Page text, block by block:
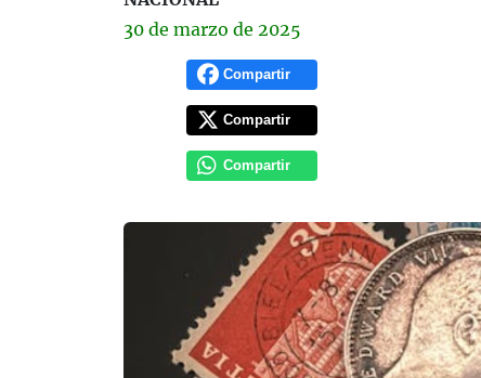
30 de marzo de 2025
Compartir
Compartir
Compartir